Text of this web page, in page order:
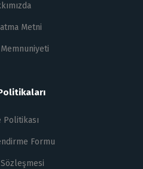
Metni
Politikası
Formu